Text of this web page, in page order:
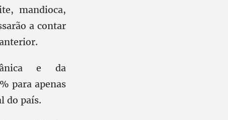
mandioca,
a contar
e da
para apenas
do país.